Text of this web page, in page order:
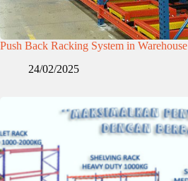
Push Back Racking System in Warehouse
24/02/2025